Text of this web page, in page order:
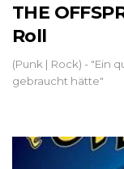
THE
Roll
(Punk | Rock) - "Ein
gebraucht hätte"